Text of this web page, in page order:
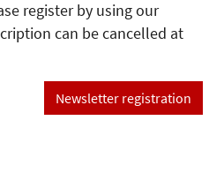
register by using our
can be cancelled at
Newsletter registration